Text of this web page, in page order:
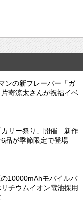
ンの新フレーバー「ガ
寄涼太さんが祝福イベ
カリー祭り」開催 新作
品が季節限定で登場
10000mAhモバイルバ
チウムイオン電池採用